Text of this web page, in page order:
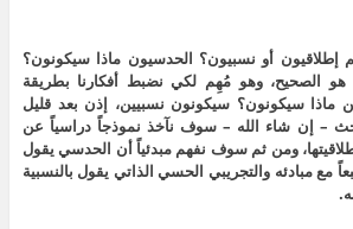
إطلاقيون أو نسبيون؟ الحدسيون ماذا سيكونون؟
هو الصحيح، وهو مُهِم لكي نضبط أفكارنا بطريقة
ماذا سيكونون؟ سيكونون نسبيين، إذن بعد قليل
– إن شاء الله – سوف نآخذ نموذجاً دراسياً عن
ومن ثم سوف نفهم مبدئياً أن الحدسي يقول
مع مبادئه والتجريبي الحسي الذاتي يقول بالنسبية